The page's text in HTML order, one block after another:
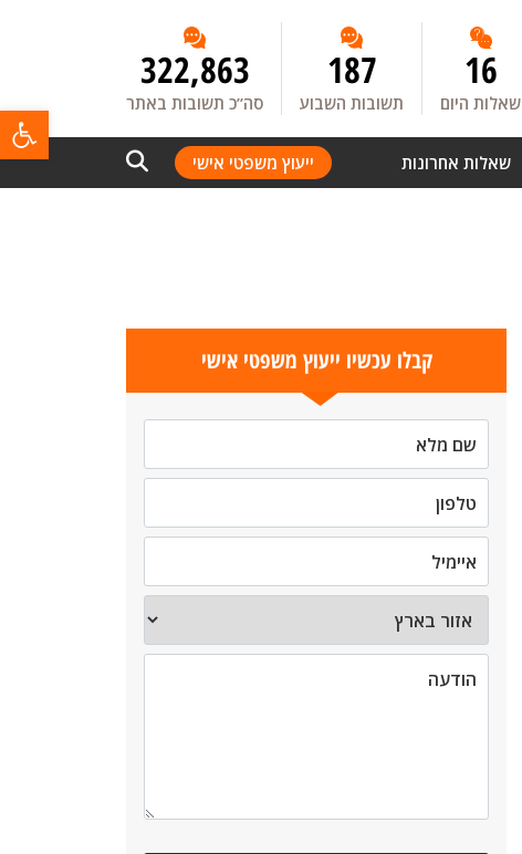
16
שאלות היום
187
תשובות השבוע
322,863
סה”כ תשובות באתר
שאלות אחרונות ייעוץ משפטי אישי
קבלו עכשיו ייעוץ משפטי אישי